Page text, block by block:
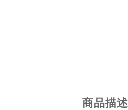
商品描述